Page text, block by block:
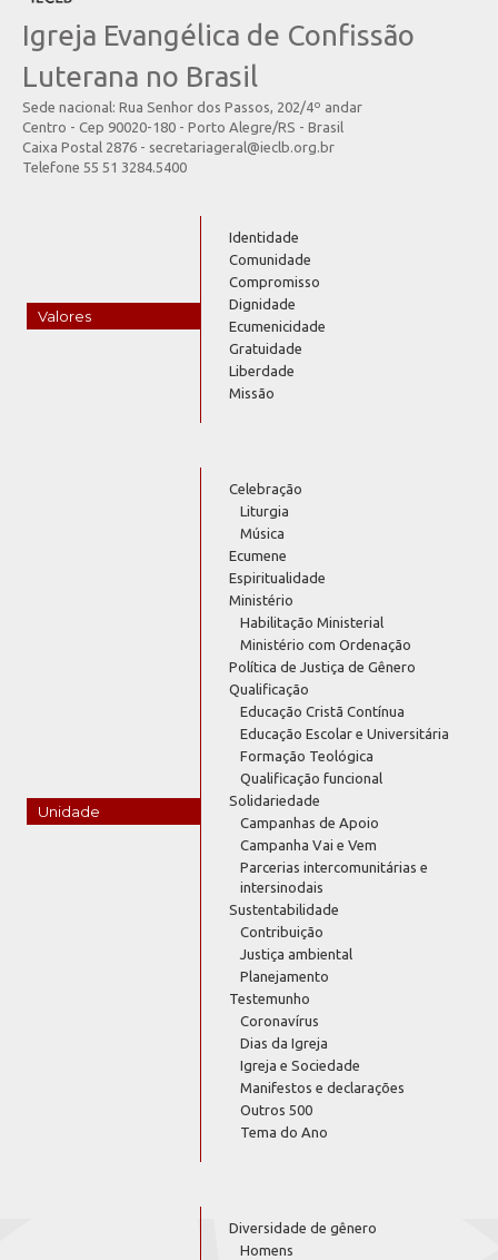
Igreja Evangélica de Confissão
Luterana no Brasil
Sede nacional: Rua Senhor dos Passos, 202/4º andar
Centro - Cep 90020-180 - Porto Alegre/RS - Brasil
Caixa Postal 2876 - secretariageral@ieclb.org.br
Telefone 55 51 3284.5400
Valores
Identidade
Comunidade
Compromisso
Dignidade
Ecumenicidade
Gratuidade
Liberdade
Missão
Unidade
Celebração
Liturgia
Música
Ecumene
Espiritualidade
Ministério
Habilitação Ministerial
Ministério com Ordenação
Política de Justiça de Gênero
Qualificação
Educação Cristã Contínua
Educação Escolar e Universitária
Formação Teológica
Qualificação funcional
Solidariedade
Campanhas de Apoio
Campanha Vai e Vem
Parcerias intercomunitárias e
intersinodais
Sustentabilidade
Contribuição
Justiça ambiental
Planejamento
Testemunho
Coronavírus
Dias da Igreja
Igreja e Sociedade
Manifestos e declarações
Outros 500
Tema do Ano
Diversidade de gênero
Homens